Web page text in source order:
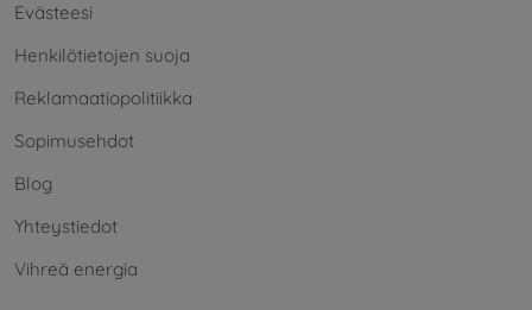
Evästeesi
Henkilötietojen suoja
Reklamaatiopolitiikka
Sopimusehdot
Blog
Yhteystiedot
Vihreä energia